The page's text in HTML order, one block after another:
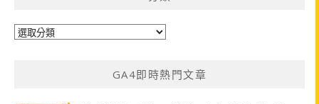
分
GA4即時熱門文章